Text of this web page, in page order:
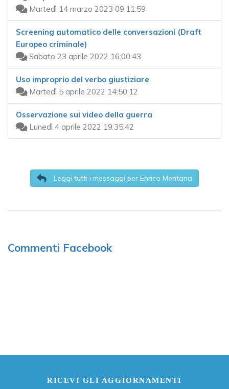
Martedì 14 marzo 2023 09:11:59
Screening automatico delle conversazioni (Draft
Europeo criminale)
Sabato 23 aprile 2022 16:00:43
Uso improprio del verbo giustiziare
Martedì 5 aprile 2022 14:50:12
Osservazione sui video della guerra
Lunedì 4 aprile 2022 19:35:42
Leggi tutti i messaggi per Enrico Mentana
Commenti Facebook
RICEVI GLI AGGIORNAMENTI